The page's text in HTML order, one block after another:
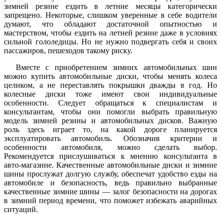
зимней резине ездить в летние месяцы категорически
запрещено. Некоторые, слишком уверенные в себе водители
думают, что обладают достаточной опытностью и
мастерством, чтобы ездить на летней резине даже в условиях
сильной гололедицы. Но не нужно подвергать себя и своих
пассажиров, пешеходов такому риску.
Вместе с приобретением зимних автомобильных шин
можно купить автомобильные диски, чтобы менять колеса
целиком, а не переставлять покрышки дважды в год. Но
колесные диски тоже имеют свои индивидуальные
особенности. Следует обращаться к специалистам и
консультантам, чтобы они помогли выбрать правильную
модель зимней резины и автомобильных дисков. Важную
роль здесь играет то, на какой дороге планируется
эксплуатировать автомобиль. Обозначив критерии и
особенности автомобиля, можно сделать выбор.
Рекомендуется прислушиваться к мнению консультанта в
авто-магазине. Качественные автомобильные диски и зимние
шины прослужат долгую службу, обеспечат удобство езды на
автомобиле и безопасность, ведь правильно выбранные
качественные зимние шины — залог безопасности на дорогах
в зимний период времени, что поможет избежать аварийных
ситуаций.